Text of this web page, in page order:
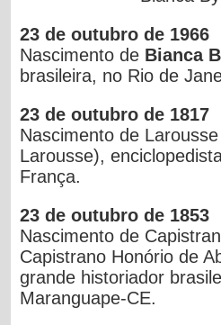
23 de outubro de 1966
Nascimento de Bianca
brasileira, no Rio de
23 de outubro de 1817
Nascimento de
Larousse),
França.
23 de outubro de 1853
Nascimento de
Capistrano Honório de
grande historiador
Maranguape-CE.